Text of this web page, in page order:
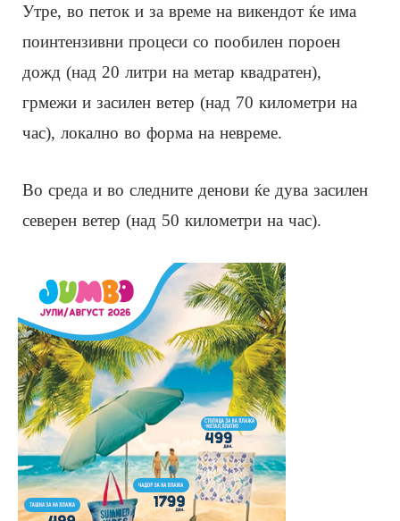
Утре, во петок и за време на викендот ќе има
поинтензивни процеси со пообилен пороен
дожд (над 20 литри на метар квадратен),
грмежи и засилен ветер (над 70 километри на
час), локално во форма на невреме.
Во среда и во следните денови ќе дува засилен
северен ветер (над 50 километри на час).